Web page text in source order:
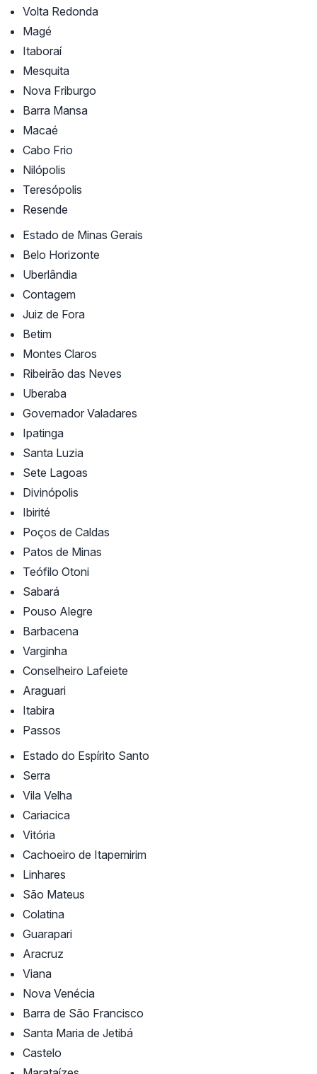
Volta Redonda
Magé
Itaboraí
Mesquita
Nova Friburgo
Barra Mansa
Macaé
Cabo Frio
Nilópolis
Teresópolis
Resende
Estado de Minas Gerais
Belo Horizonte
Uberlândia
Contagem
Juiz de Fora
Betim
Montes Claros
Ribeirão das Neves
Uberaba
Governador Valadares
Ipatinga
Santa Luzia
Sete Lagoas
Divinópolis
Ibirité
Poços de Caldas
Patos de Minas
Teófilo Otoni
Sabará
Pouso Alegre
Barbacena
Varginha
Conselheiro Lafeiete
Araguari
Itabira
Passos
Estado do Espírito Santo
Serra
Vila Velha
Cariacica
Vitória
Cachoeiro de Itapemirim
Linhares
São Mateus
Colatina
Guarapari
Aracruz
Viana
Nova Venécia
Barra de São Francisco
Santa Maria de Jetibá
Castelo